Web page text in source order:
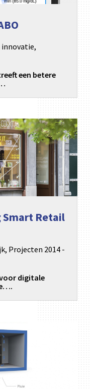
innovatie,
een betere
Smart Retail
, Projecten 2014 -
digitale